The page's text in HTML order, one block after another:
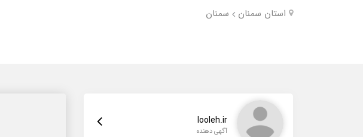
استان سمنان سمنان
looleh.ir
آگهی دهنده